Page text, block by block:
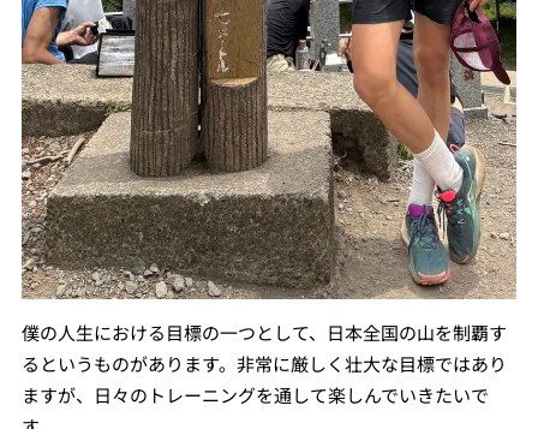
僕の人生における目標の一つとして、日本全国の山を制覇す
るというものがあります。非常に厳しく壮大な目標ではあり
ますが、日々のトレーニングを通して楽しんでいきたいで